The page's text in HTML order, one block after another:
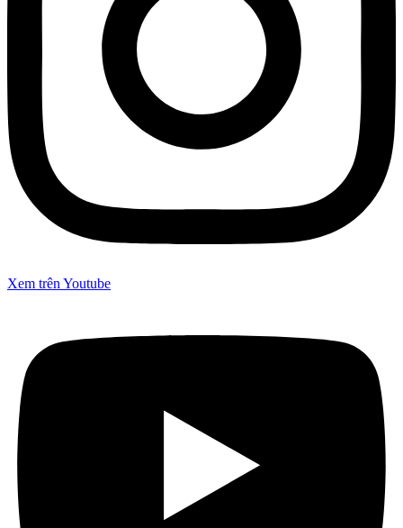
Xem trên Youtube